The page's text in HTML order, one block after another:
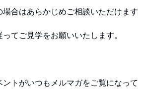
場合はあらかじめご相談いただけます
てご見学をお願いいたします。
トがいつもメルマガをご覧になって